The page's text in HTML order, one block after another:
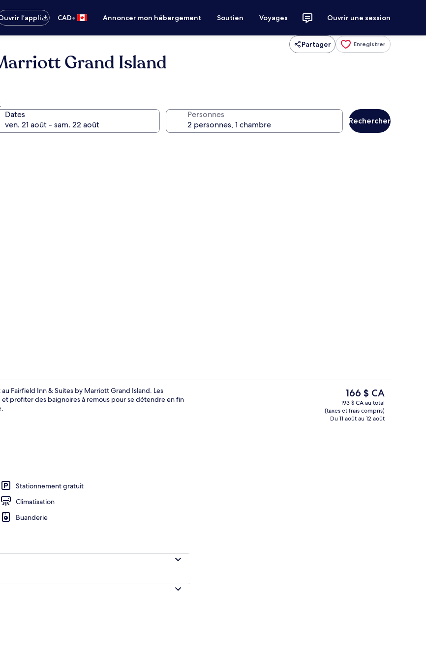
l’appli
CAD• Annoncer mon hébergement Soutien Voyages Ouvrir une session
Partager Enregistrer
Grand Island
Dates Personnes
Rechercher
Commodité de l’hébergement
Fairfield Inn & Suites by Marriott Grand Island. Les
profiter des baignoires à remous pour se détendre en fin
Stationnement gratuit
Climatisation
Buanderie
Le
prix
actuel
est
166 $ CA
193 $ CA au total
(taxes et frais compris)
Du 11 août au 12 août